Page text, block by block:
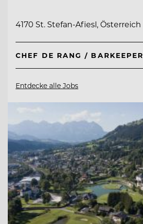
4170 St. Stefan-Afiesl, Österreich
CHEF DE RANG / BARKEEPER
Entdecke alle Jobs